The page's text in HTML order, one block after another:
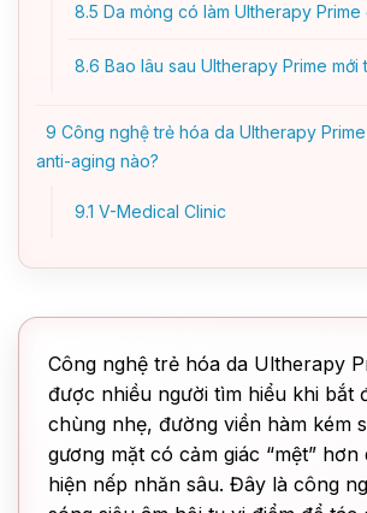
8.5 Da mỏng có làm Ultherapy
8.6 Bao lâu sau Ultherapy Prime mới
9 Công nghệ trẻ hóa da Ultherapy
anti-aging nào?
9.1 V-Medical Clinic
Công nghệ trẻ hóa da Ultherapy
được nhiều người tìm hiểu khi bắt
chùng nhẹ, đường viền hàm kém
gương mặt có cảm giác “mệt”
hiện nếp nhăn sâu. Đây là công